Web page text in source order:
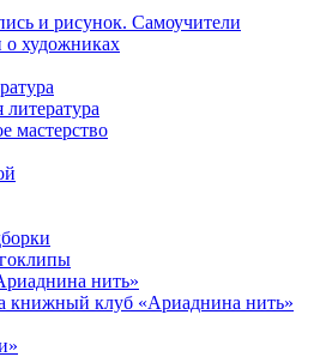
и рисунок. Самоучители
художниках
литература
мастерство
нить»
книжный клуб «Ариаднина нить»